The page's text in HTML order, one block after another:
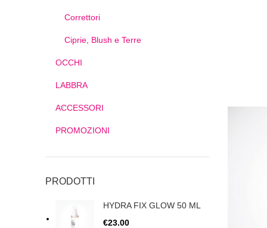
Correttori
Ciprie, Blush e Terre
OCCHI
LABBRA
ACCESSORI
PROMOZIONI
PRODOTTI
HYDRA FIX GLOW 50 ML
€23.00